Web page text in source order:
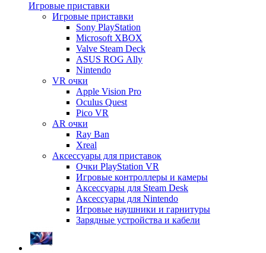
Игровые приставки
Игровые приставки
Sony PlayStation
Microsoft XBOX
Valve Steam Deck
ASUS ROG Ally
Nintendo
VR очки
Apple Vision Pro
Oculus Quest
Pico VR
AR очки
Ray Ban
Xreal
Аксессуары для приставок
Очки PlayStation VR
Игровые контроллеры и камеры
Аксессуары для Steam Desk
Аксессуары для Nintendo
Игровые наушники и гарнитуры
Зарядные устройства и кабели